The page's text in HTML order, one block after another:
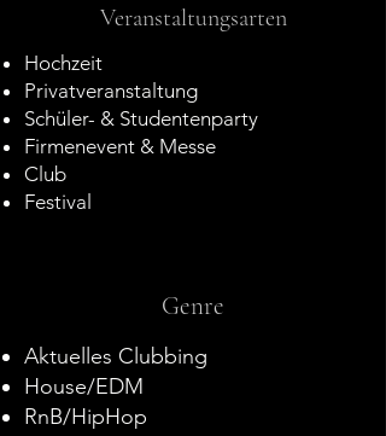
Veranstaltungsarten
Hochzeit
Privatveranstaltung
Schüler- & Studentenparty
Firmenevent & Messe
Club
Festival
Genre
Aktuelles Clubbing
House/EDM
RnB/HipHop